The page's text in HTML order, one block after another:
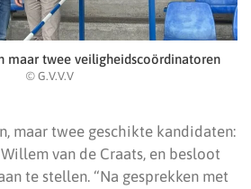
maar twee veiligheidscoördinatoren
© G.V.V.V
maar twee geschikte kandidaten:
van de Craats, en besloot
te stellen. “Na gesprekken met